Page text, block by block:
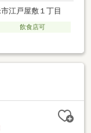
江戸屋敷１丁目
飲食店可